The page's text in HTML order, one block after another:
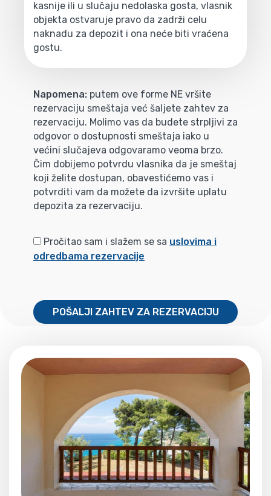
kasnije ili u slučaju nedolaska gosta, vlasnik
objekta ostvaruje pravo da zadrži celu
naknadu za depozit i ona neće biti vraćena
gostu.
Napomena: putem ove forme NE vršite
rezervaciju smeštaja već šaljete zahtev za
rezervaciju. Molimo vas da budete strpljivi za
odgovor o dostupnosti smeštaja iako u
većini slučajeva odgovaramo veoma brzo.
Čim dobijemo potvrdu vlasnika da je smeštaj
koji želite dostupan, obavestićemo vas i
potvrditi vam da možete da izvršite uplatu
depozita za rezervaciju.
Pročitao sam i slažem se sa uslovima i
odredbama rezervacije
POŠALJI ZAHTEV ZA REZERVACIJU